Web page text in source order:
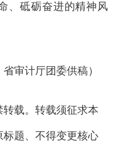
、砥砺奋进的精神风
计厅团委供稿）
载。转载须征求本
标题、不得变更核心